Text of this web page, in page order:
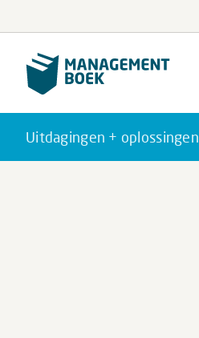
Uitdagingen + oplossingen